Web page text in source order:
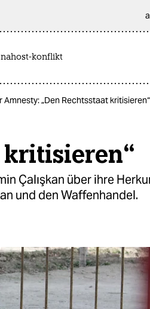
nahost-konflikt
Amnesty: „Den Rechtsstaat kritisieren“
kritisieren“
Çalışkan über ihre
und den Waffenhandel.